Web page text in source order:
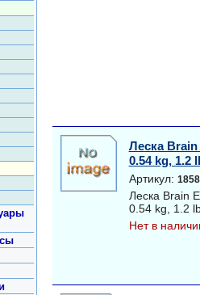
Леска Brain
0.54 kg, 1.2
Артикул:
Леска Brain
0.54 kg, 1.2
Нет в